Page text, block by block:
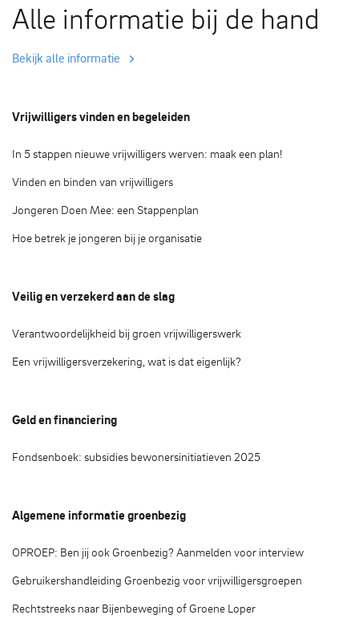
Alle informatie bij de hand
Bekijk alle informatie
Vrijwilligers vinden en begeleiden
In 5 stappen nieuwe vrijwilligers werven: maak een plan!
Vinden en binden van vrijwilligers
Jongeren Doen Mee: een Stappenplan
Hoe betrek je jongeren bij je organisatie
Veilig en verzekerd aan de slag
Verantwoordelijkheid bij groen vrijwilligerswerk
Een vrijwilligersverzekering, wat is dat eigenlijk?
Geld en financiering
Fondsenboek: subsidies bewonersinitiatieven 2025
Algemene informatie groenbezig
OPROEP: Ben jij ook Groenbezig? Aanmelden voor interview
Gebruikershandleiding Groenbezig voor vrijwilligersgroepen
Rechtstreeks naar Bijenbeweging of Groene Loper